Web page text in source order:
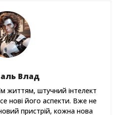
Влад
життям, штучний інтелект
нові його аспекти. Вже не
пристрій, кожна нова